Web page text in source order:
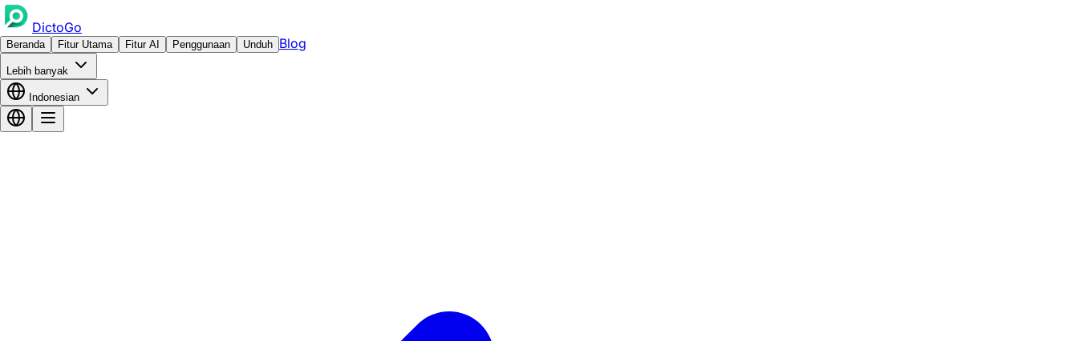
DictoGo
Beranda Fitur Utama Fitur AI Penggunaan Unduh Blog
Lebih banyak
Indonesian